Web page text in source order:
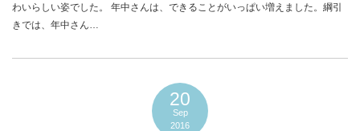
わいらしい姿でした。 年中さんは、できることがいっぱい増えました。綱引
きでは、年中さん…
20
Sep
2016